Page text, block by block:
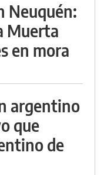
Neuquén:
Muerta
en mora
argentino
que
de